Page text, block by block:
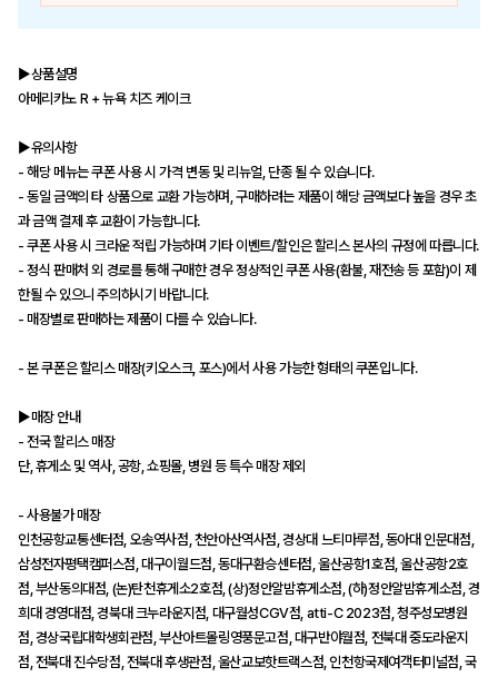
▶상품설명
아메리카노 R + 뉴욕 치즈 케이크
▶유의사항
- 해당 메뉴는 쿠폰 사용 시 가격 변동 및 리뉴얼, 단종 될 수 있습니다.
- 동일 금액의 타 상품으로 교환 가능하며, 구매하려는 제품이 해당 금액보다 높을 경우 초
과 금액 결제 후 교환이 가능합니다.
- 쿠폰 사용 시 크라운 적립 가능하며 기타 이벤트/할인은 할리스 본사의 규정에 따릅니다.
- 정식 판매처 외 경로를 통해 구매한 경우 정상적인 쿠폰 사용(환불, 재전송 등 포함)이 제
한될 수 있으니 주의하시기 바랍니다.
- 매장별로 판매하는 제품이 다를 수 있습니다.
- 본 쿠폰은 할리스 매장(키오스크, 포스)에서 사용 가능한 형태의 쿠폰입니다.
▶매장 안내
- 전국 할리스 매장
단, 휴게소 및 역사, 공항, 쇼핑몰, 병원 등 특수 매장 제외
- 사용불가 매장
인천공항교통센터점, 오송역사점, 천안아산역사점, 경상대 느티마루점, 동아대 인문대점,
삼성전자평택캠퍼스점, 대구이월드점, 동대구환승센터점, 울산공항1호점, 울산공항2호
점, 부산동의대점, (논)탄천휴게소2호점, (상)정안알밤휴게소점, (하)정안알밤휴게소점, 경
희대 경영대점, 경북대 크누라운지점, 대구월성CGV점, atti-C 2023점, 청주성모병원
점, 경상국립대학생회관점, 부산아트몰링영풍문고점, 대구반야월점, 전북대 중도라운지
점, 전북대 진수당점, 전북대 후생관점, 울산교보핫트랙스점, 인천항국제여객터미널점, 국